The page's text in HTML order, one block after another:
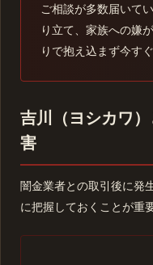
ご相談が多数届いて
り立て、家族への嫌
りで抱え込まず今す
吉川（ヨシカワ
害
闇金業者との取引後に発
に把握しておくことが重